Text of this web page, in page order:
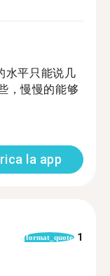
水平只能说几
，慢慢的能够
la app
format_quote 1